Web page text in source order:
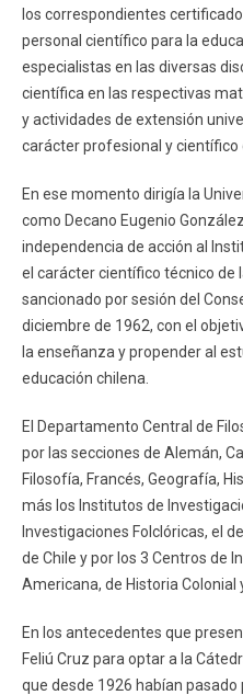
los correspondientes
personal científico para la
especialistas en las diversas
científica en las respectivas
y actividades de extensión
carácter profesional y
En ese momento dirigía la
como Decano Eugenio
independencia de acción al
el carácter científico técnico de
sancionado por sesión del
diciembre de 1962, con el
la enseñanza y propender al
educación chilena.
El Departamento Central de
por las secciones de Alemán,
Filosofía, Francés, Geografía,
más los Institutos de
Investigaciones Folclóricas, el
de Chile y por los 3 Centros de
Americana, de Historia Colonial
En los antecedentes que
Feliú Cruz para optar a la
que desde 1926 habían pasado